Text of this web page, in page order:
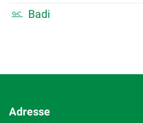
Badi
Adresse